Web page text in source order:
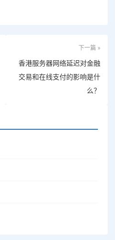
下一篇 »
香港服务器网络延迟对金融
交易和在线支付的影响是什
么？